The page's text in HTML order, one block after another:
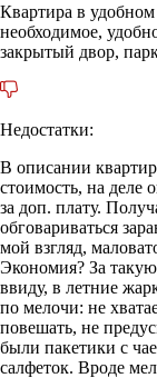
Квартира в удобном
необходимое,
закрытый двор,
Недостатки:
В описании
стоимость, на деле
за доп. плату.
обговариваться
мой взгляд,
Экономия? За
ввиду, в летние
по мелочи: не
повешать, не
были пакетики с
салфеток. Вроде